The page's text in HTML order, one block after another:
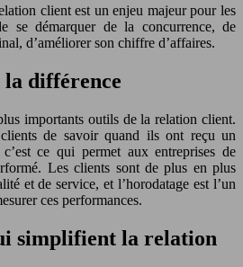
client est un enjeu majeur pour les
se démarquer de la concurrence, de
d’améliorer son chiffre d’affaires.
différence
importants outils de la relation client.
de savoir quand ils ont reçu un
ce qui permet aux entreprises de
Les clients sont de plus en plus
et de service, et l’horodatage est l’un
ces performances.
simplifient la relation